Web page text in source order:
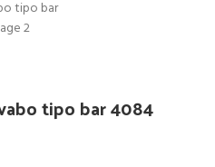
tipo bar 4084